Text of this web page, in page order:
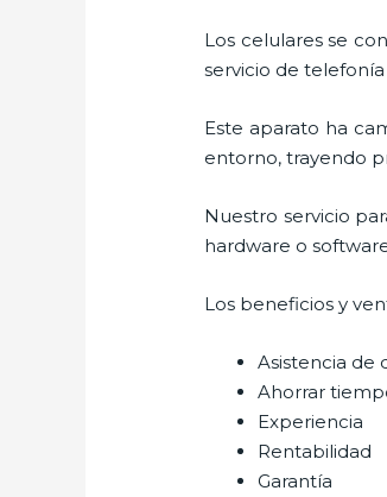
Los celulares se
servicio de
Este aparato ha
entorno, trayendo
Nuestro servicio
hardware o
Los beneficios y
Asistencia de
Ahorrar
Experiencia
Rentabilidad
Garantía